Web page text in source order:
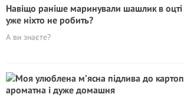
Навіщо раніше маринували шашлик в оцті
уже ніхто не робить?
А ви знаєте?